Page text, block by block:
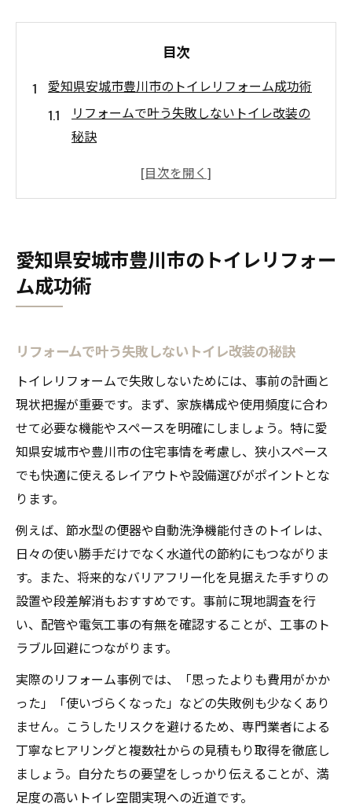
目次
愛知県安城市豊川市のトイレリフォーム成功術
リフォームで叶う失敗しないトイレ改装の
秘訣
愛知県で選ばれるリフォーム事例のご紹介
リフォームで快適トイレ空間を作るコツ
リフォームで実現する快適なトイレ空間へ
使いやすさを追求したトイレリフォーム提
リフォームで叶える家族みんなの快適空間
トイレのリフォームで生活の質を高める方
法
リフォーム後のトイレ掃除が楽になる秘訣
バリアフリーなトイレ改修を考えるなら今
バリアフリーリフォームの基礎知識と流れ
家族にやさしいバリアフリー設計のコツ
リフォームで安心安全なトイレ空間を実現
手すり設置や段差解消のリフォーム事例
バリアフリーリフォームの補助金活用法
リフォームで叶える安心トイレのポイント
高齢者も安心なトイレリフォームの工夫
リフォーム後の安全性を高める設計とは
衛生面を考慮したリフォームの重要性
家族みんなが安心できる設備選びのコツ
愛知県安城市豊川市のトイレリフォー
ム成功術
リフォームで叶う失敗しないトイレ改装の秘訣
トイレリフォームで失敗しないためには、事前の計画と
現状把握が重要です。まず、家族構成や使用頻度に合わ
せて必要な機能やスペースを明確にしましょう。特に愛
知県安城市や豊川市の住宅事情を考慮し、狭小スペース
でも快適に使えるレイアウトや設備選びがポイントとな
ります。
例えば、節水型の便器や自動洗浄機能付きのトイレは、
日々の使い勝手だけでなく水道代の節約にもつながりま
す。また、将来的なバリアフリー化を見据えた手すりの
設置や段差解消もおすすめです。事前に現地調査を行
い、配管や電気工事の有無を確認することが、工事のト
ラブル回避につながります。
実際のリフォーム事例では、「思ったよりも費用がかか
った」「使いづらくなった」などの失敗例も少なくあり
ません。こうしたリスクを避けるため、専門業者による
丁寧なヒアリングと複数社からの見積もり取得を徹底し
ましょう。自分たちの要望をしっかり伝えることが、満
足度の高いトイレ空間実現への近道です。